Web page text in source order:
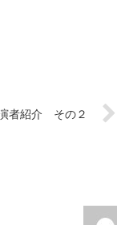
者紹介 その２